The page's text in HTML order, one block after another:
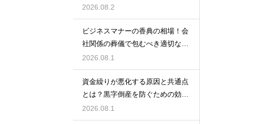
しいマナー
2026.08.2
ビジネスマナーの香典の相場！会
社関係の葬儀で包むべき適切な金
額の目安
2026.08.1
資金繰りが悪化する原因と共通点
とは？黒字倒産を防ぐための効果
的な対策
2026.08.1